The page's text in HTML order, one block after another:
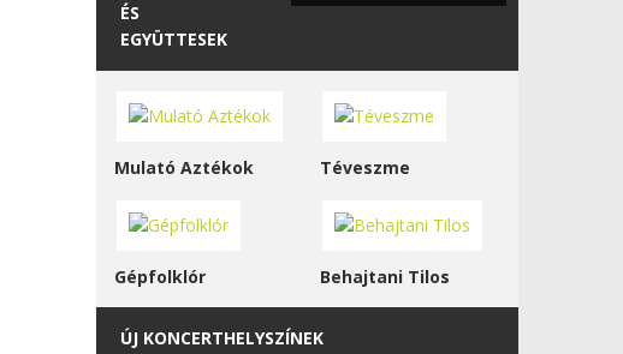
ÉS
EGYÜTTESEK
Mulató Aztékok Téveszme
Gépfolklór Behajtani Tilos
ÚJ KONCERTHELYSZÍNEK